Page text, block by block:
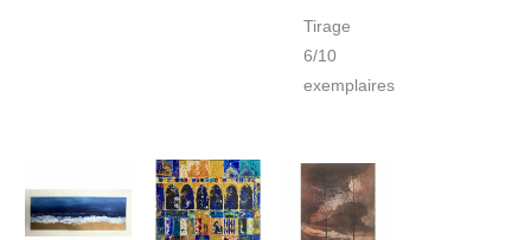
Tirage
6/10
exemplaires